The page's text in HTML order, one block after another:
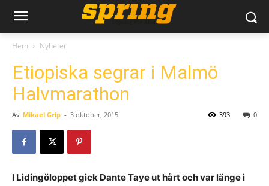
Hem Nyheter
Etiopiska segrar i Malmö
Halvmarathon
Av Mikael Grip - 3 oktober, 2015 0
393
I Lidingöloppet gick Dante Taye ut hårt och var länge i